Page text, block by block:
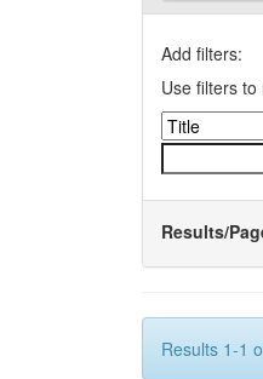
Add filters:
Use filters
Results/
Results 1-1